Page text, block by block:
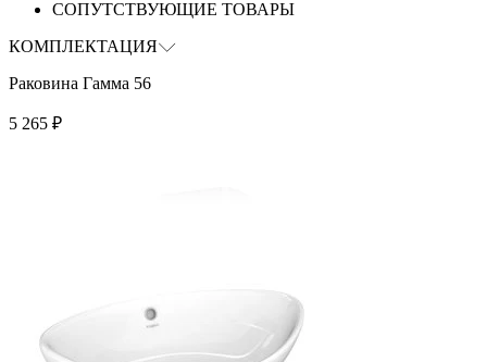
СОПУТСТВУЮЩИЕ ТОВАРЫ
КОМПЛЕКТАЦИЯ
Раковина Гамма 56
5 265 ₽